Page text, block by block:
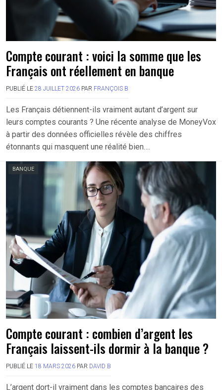
Compte courant : voici la somme que les
Français ont réellement en banque
PUBLIÉ LE 28 JUILLET 2026 PAR FRANÇOIS B
Les Français détiennent-ils vraiment autant d’argent sur
leurs comptes courants ? Une récente analyse de MoneyVox
à partir des données officielles révèle des chiffres
étonnants qui masquent une réalité bien….
BANQUE
Compte courant : combien d’argent les
Français laissent-ils dormir à la banque ?
PUBLIÉ LE 18 MARS 2026 PAR DAVID B
L’argent dort-il vraiment dans les comptes bancaires des